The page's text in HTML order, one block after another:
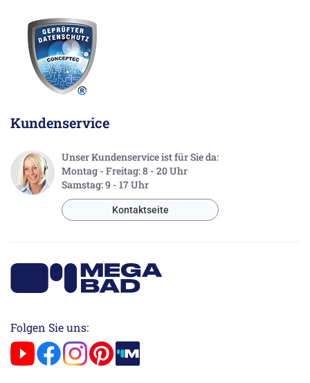
Kundenservice
Unser Kundenservice ist für Sie da:
Montag - Freitag: 8 - 20 Uhr
Samstag: 9 - 17 Uhr
Kontaktseite
Folgen Sie uns: